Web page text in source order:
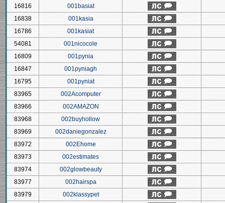
16816
001basiat
16838
001kasia
16786
001kasiat
54081
001nicocole
16809
001pynia
16847
001pyniagh
16795
001pyniat
83965
002Acomputer
83966
002AMAZON
83968
002buyhollow
83969
002daniegonzalez
83972
002Ehome
83973
002estimates
83974
002glowbeauty
83977
002hairspa
83979
002klassypet